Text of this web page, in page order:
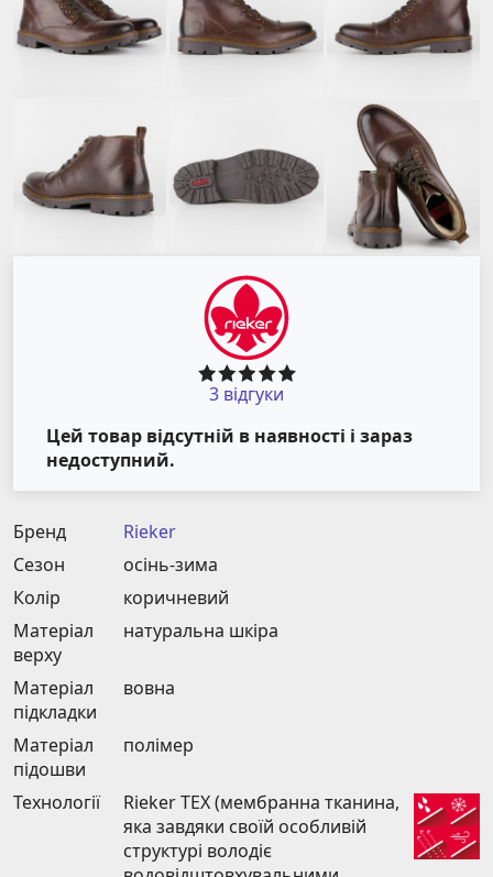
3 відгуки
Цей товар відсутній в наявності і зараз
недоступний.
Бренд
Rieker
Сезон
осінь-зима
Колір
коричневий
Матеріал
верху
натуральна шкіра
Матеріал
підкладки
вовна
Матеріал
підошви
полімер
Технології
Rieker TEX (мембранна тканина,
яка завдяки своїй особливій
структурі володіє